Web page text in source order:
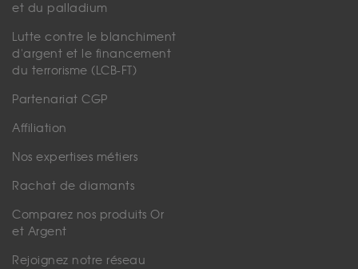
et du palladium
Lutte contre le blanchiment
d'argent et le financement
du terrorisme (LCB-FT)
Partenariat CGP
Affiliation
Nos expertises métiers
Rachat de diamants
Comparez nos produits Or
et Argent
Rejoignez notre réseau